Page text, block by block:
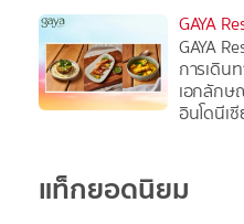
GAYA
GAYA
การเดิน
เอกลักษ
อินโดนีเซี
แท็กยอดนิยม